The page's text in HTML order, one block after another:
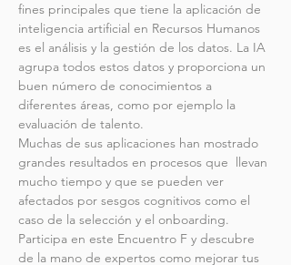
fines principales que tiene la aplicación de
inteligencia artificial en Recursos Humanos
es el análisis y la gestión de los datos. La IA
agrupa todos estos datos y proporciona un
buen número de conocimientos a
diferentes áreas, como por ejemplo la
evaluación de talento.
Muchas de sus aplicaciones han mostrado
grandes resultados en procesos que  llevan
mucho tiempo y que se pueden ver
afectados por sesgos cognitivos como el
caso de la selección y el onboarding.
Participa en este Encuentro F y descubre
de la mano de expertos como mejorar tus